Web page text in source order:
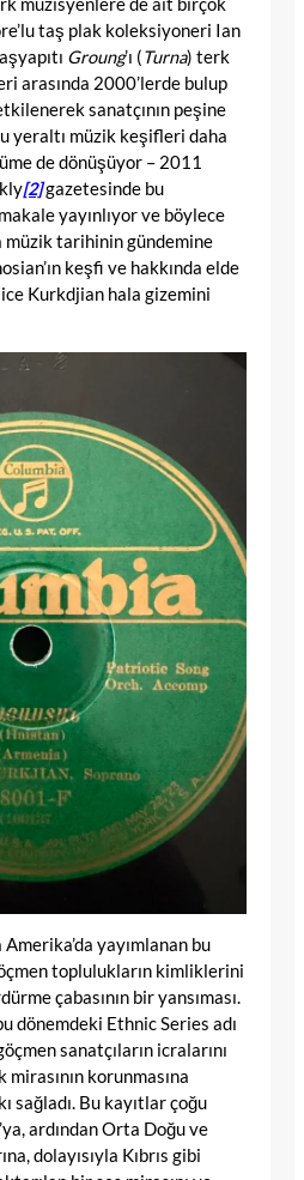
müzisyenlere de ait birçok
taş plak koleksiyoneri Ian
Groung’ı (Turna) terk
arasında 2000’lerde bulup
sanatçının peşine
yeraltı müzik keşifleri daha
de dönüşüyor – 2011
[2]gazetesinde bu
yayınlıyor ve böylece
müzik tarihinin gündemine
keşfi ve hakkında elde
Kurkdjian hala gizemini
Amerika’da yayımlanan bu
toplulukların kimliklerini
çabasının bir yansıması.
dönemdeki Ethnic Series adı
sanatçıların icralarını
korunmasına
sağladı. Bu kayıtlar çoğu
ardından Orta Doğu ve
dolayısıyla Kıbrıs gibi